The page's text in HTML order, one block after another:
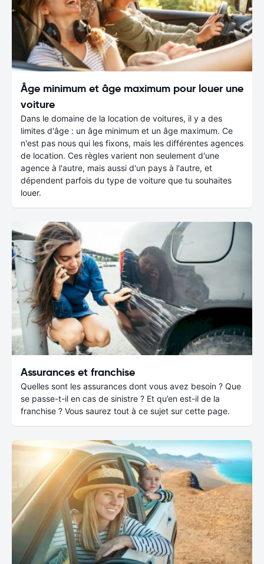
Âge minimum et âge maximum pour louer une
voiture
Dans le domaine de la location de voitures, il y a des
limites d'âge : un âge minimum et un âge maximum. Ce
n'est pas nous qui les fixons, mais les différentes agences
de location. Ces règles varient non seulement d'une
agence à l'autre, mais aussi d'un pays à l'autre, et
dépendent parfois du type de voiture que tu souhaites
louer.
Assurances et franchise
Quelles sont les assurances dont vous avez besoin ? Que
se passe-t-il en cas de sinistre ? Et qu’en est-il de la
franchise ? Vous saurez tout à ce sujet sur cette page.